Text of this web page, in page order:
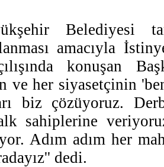
Belediyesi
amacıyla
konuşan
ve her siyasetçinin
biz çözüyoruz.
sahiplerine
Adım adım her
dedi.